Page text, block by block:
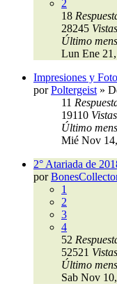
2
18
28245 Vistas
Último
Lun Ene
Impresiones y
porPoltergeist »
11
19110 Vistas
Último
Mié Nov
2° Atariada de
por
1
2
3
4
52
52521 Vistas
Último
Sab Nov